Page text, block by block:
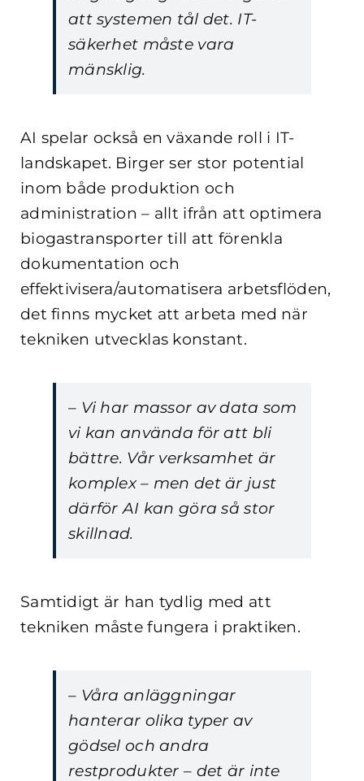
att systemen tål det. IT-
säkerhet måste vara
mänsklig.
AI spelar också en växande roll i IT-
landskapet. Birger ser stor potential
inom både produktion och
administration – allt ifrån att optimera
biogastransporter till att förenkla
dokumentation och
effektivisera/automatisera arbetsflöden,
det finns mycket att arbeta med när
tekniken utvecklas konstant.
– Vi har massor av data som
vi kan använda för att bli
bättre. Vår verksamhet är
komplex – men det är just
därför AI kan göra så stor
skillnad.
Samtidigt är han tydlig med att
tekniken måste fungera i praktiken.
– Våra anläggningar
hanterar olika typer av
gödsel och andra
restprodukter – det är inte